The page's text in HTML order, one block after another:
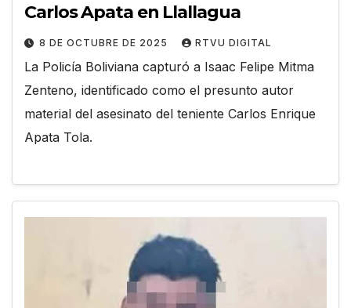
Carlos Apata en Llallagua
8 DE OCTUBRE DE 2025 RTVU DIGITAL
La Policía Boliviana capturó a Isaac Felipe Mitma
Zenteno, identificado como el presunto autor
material del asesinato del teniente Carlos Enrique
Apata Tola.